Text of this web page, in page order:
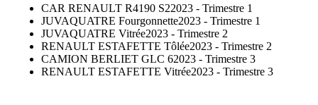
CAR RENAULT R4190 S22023 - Trimestre 1
JUVAQUATRE Fourgonnette2023 - Trimestre 1
JUVAQUATRE Vitrée2023 - Trimestre 2
RENAULT ESTAFETTE Tôlée2023 - Trimestre 2
CAMION BERLIET GLC 62023 - Trimestre 3
RENAULT ESTAFETTE Vitrée2023 - Trimestre 3